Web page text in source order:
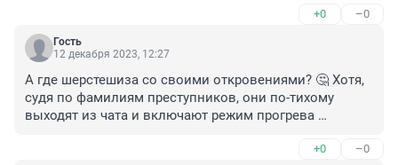
Ну не верю что кого-то будут просто так похищать, тут
либо повод должен быть и серьёзный, либо на дело
шли ну совсем полные эээээ... альтернативные гении,
+0 –0
Гость
12 декабря 2023, 12:27
А где шерстешиза со своими откровениями? 🤔 Хотя,
судя по фамилиям преступников, они по-тихому
выходят из чата и включают режим прогрева
+0 –0